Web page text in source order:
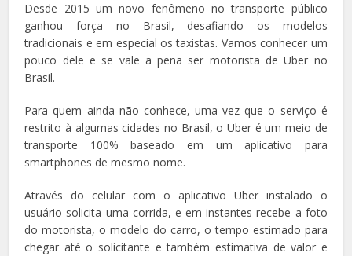
Desde 2015 um novo fenômeno no transporte público
ganhou força no Brasil, desafiando os modelos
tradicionais e em especial os taxistas. Vamos conhecer um
pouco dele e se vale a pena ser motorista de Uber no
Brasil.
Para quem ainda não conhece, uma vez que o serviço é
restrito à algumas cidades no Brasil, o Uber é um meio de
transporte 100% baseado em um aplicativo para
smartphones de mesmo nome.
Através do celular com o aplicativo Uber instalado o
usuário solicita uma corrida, e em instantes recebe a foto
do motorista, o modelo do carro, o tempo estimado para
chegar até o solicitante e também estimativa de valor e